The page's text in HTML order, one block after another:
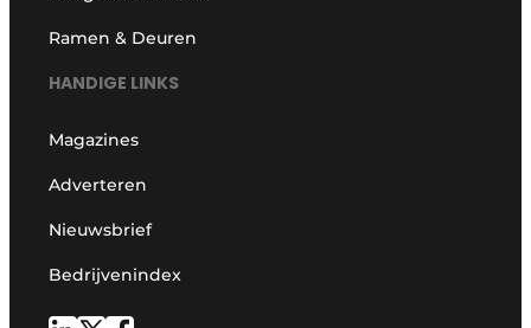
Ramen & Deuren
HANDIGE LINKS
Magazines
Adverteren
Nieuwsbrief
Bedrijvenindex